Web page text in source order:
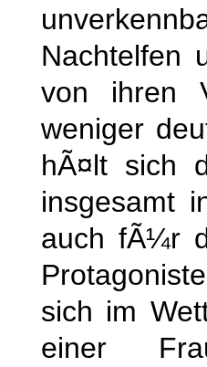
Nachtelfen
von ihren
weniger
hÃ¤lt sich
insgesamt
auch fÃ¼r
sich im
einer